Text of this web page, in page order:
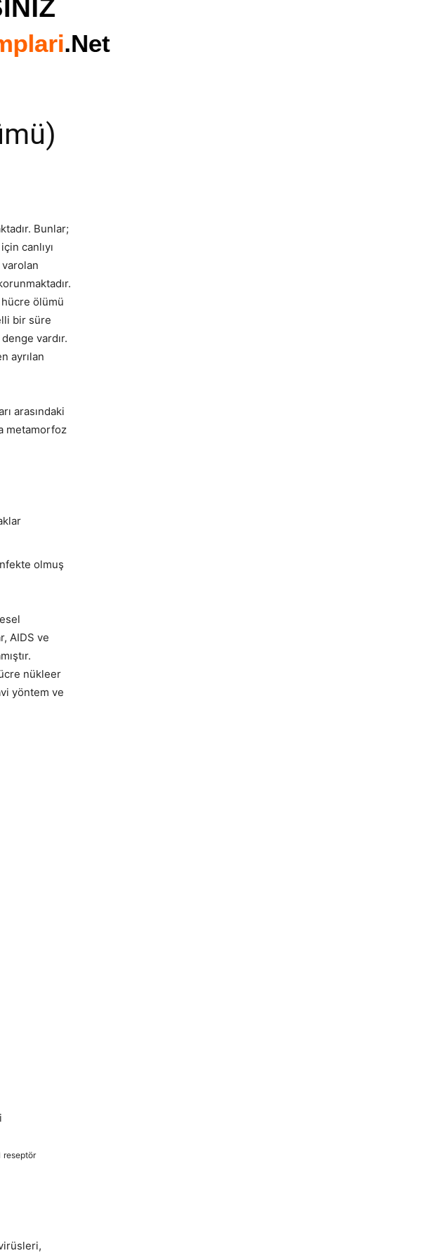
Bunlar;
canlıyı
ölümü
bir süre
vardır.
ayrılan
arasındaki
metamorfoz
olmuş
AIDS ve
nükleer
yöntem ve
reseptör